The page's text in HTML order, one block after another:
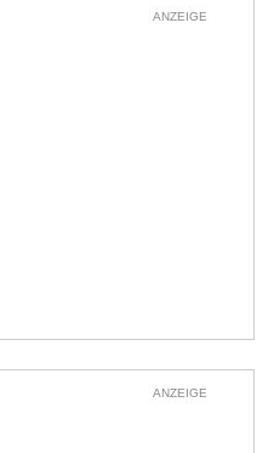
ANZEIGE
ANZEIGE